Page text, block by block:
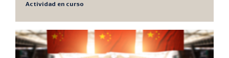
Actividad en curso